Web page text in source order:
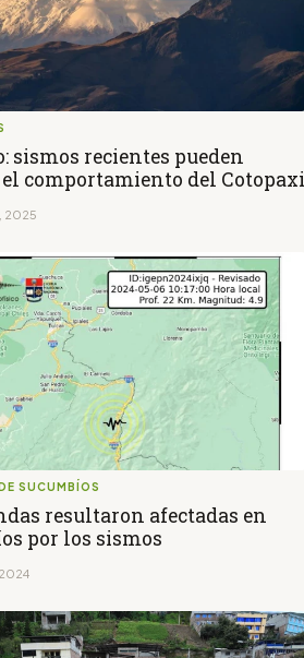
sismos recientes pueden
comportamiento del Cotopaxi
2025
SUCUMBÍOS
resultaron afectadas en
por los sismos